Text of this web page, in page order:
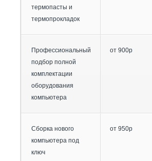
термопасты и
термопрокладок
Профессиональный
подбор полной
комплектации
оборудования
компьютера
от 900р
Сборка нового
компьютера под
ключ
от 950р